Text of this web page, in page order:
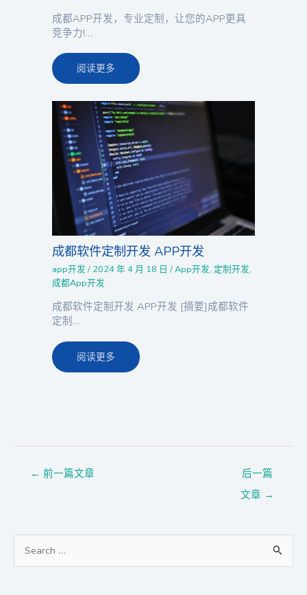
成都APP开发，专业定制，让您的APP更具
竞争力!…
阅读更多
成都软件定制开发 APP开发
app开发 / 2024 年 4 月 18 日/App开发, 定制开发,
成都App开发
成都软件定制开发 APP开发 [摘要]成都软件
定制…
阅读更多
← 前一篇文章
后一篇
文章 →